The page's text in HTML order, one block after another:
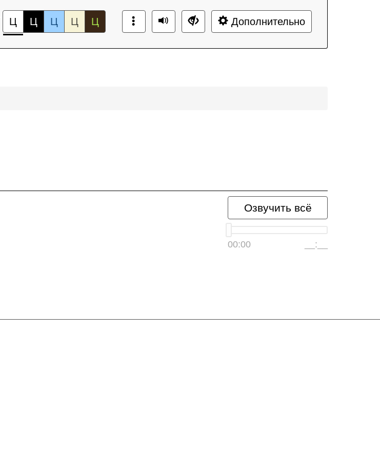
Ц Ц Ц Ц Ц Дополнительно
Озвучить всё
00:00 __:__